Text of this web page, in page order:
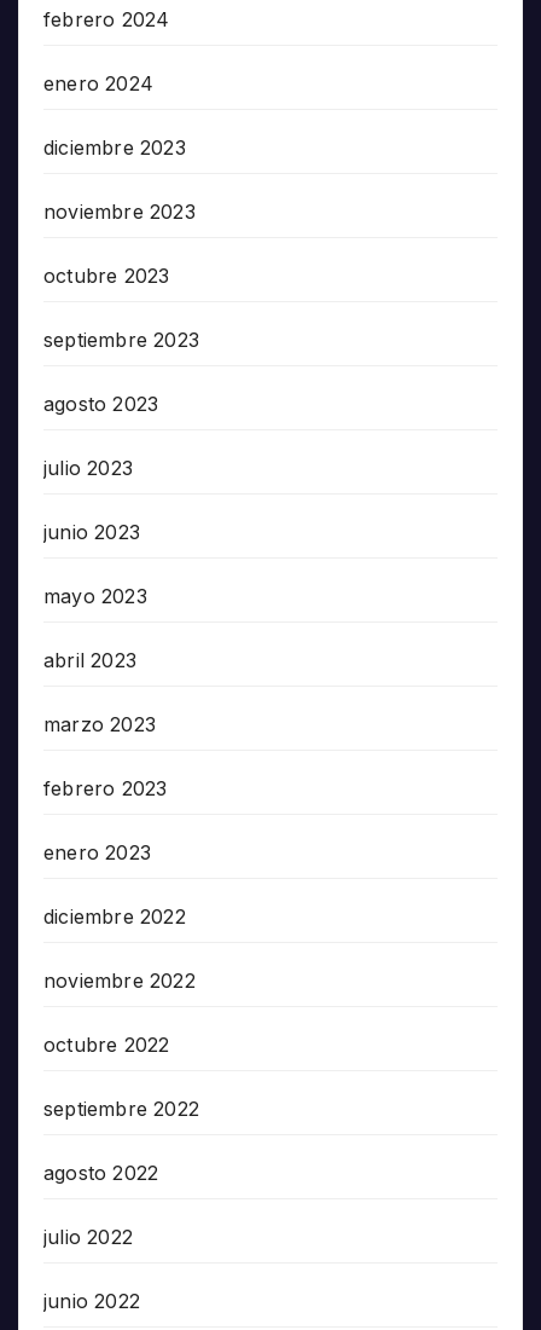
febrero 2024
enero 2024
diciembre 2023
noviembre 2023
octubre 2023
septiembre 2023
agosto 2023
julio 2023
junio 2023
mayo 2023
abril 2023
marzo 2023
febrero 2023
enero 2023
diciembre 2022
noviembre 2022
octubre 2022
septiembre 2022
agosto 2022
julio 2022
junio 2022